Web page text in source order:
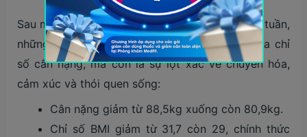
Sau một liệu trình điều trị toàn diện kéo dài 12 tuần,
những thay đổi của T.V không chỉ thể hiện qua chỉ
số cân nặng, mà còn là sự lột xác về chuyển hóa,
cảm xúc và thói quen sống:
Cân nặng giảm từ 88,5kg xuống còn 80,9kg.
Chỉ số BMI giảm từ 31,7 còn 29, chính thức